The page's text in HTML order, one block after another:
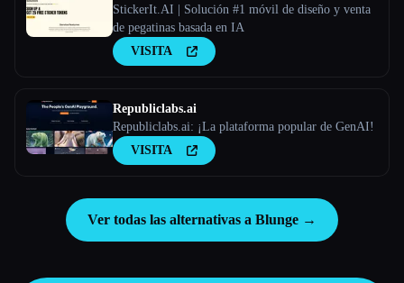
StickerIt.AI | Solución #1 móvil de diseño y venta
de pegatinas basada en IA
VISITA
Republiclabs.ai
Republiclabs.ai: ¡La plataforma popular de GenAI!
VISITA
Ver todas las alternativas a Blunge →